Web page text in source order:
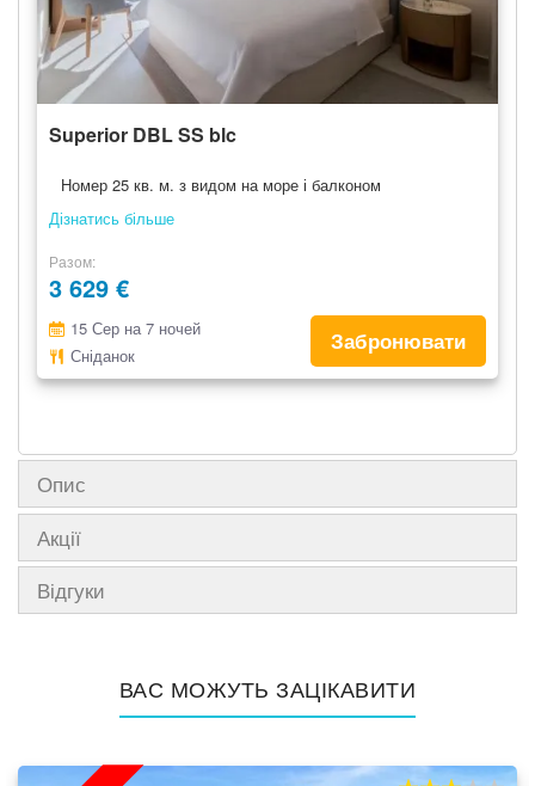
Superior DBL SS blc
Номер 25 кв. м. з видом на море і балконом
Дізнатись більше
Разом
3 629 €
15 Сер на 7 ночей
Сніданок
Забронювати
Опис
Акції
Відгуки
ВАС МОЖУТЬ ЗАЦІКАВИТИ